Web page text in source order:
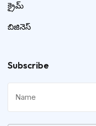
క్రైమ్
బిజినెస్
Subscribe